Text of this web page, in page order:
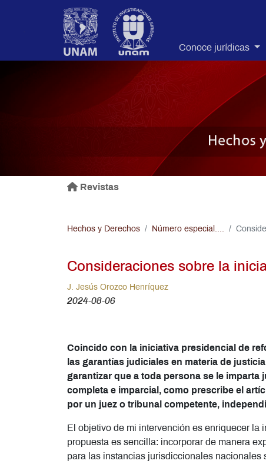
Conoce jurídicas
Revistas
Hechos y Derechos Número especial....
Consideraciones sobre la
J. Jesús Orozco Henríquez
2024-08-06
Coincido con la iniciativa presidencial de
las garantías judiciales en materia de
garantizar que a toda persona se le
completa e imparcial, como prescribe el
por un juez o tribunal competente,
El objetivo de mi intervención es enriquecer la
propuesta es sencilla: incorporar de manera
para las instancias jurisdiccionales nacionales